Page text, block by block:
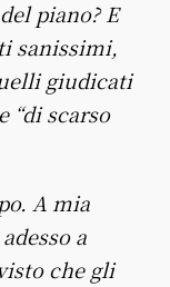
piano? E
sanissimi,
giudicati
“di scarso
A mia
a
che gli